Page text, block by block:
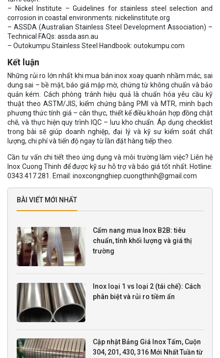
– Nickel Institute – Guidelines for stainless steel selection and
corrosion in coastal environments: nickelinstitute.org
– ASSDA (Australian Stainless Steel Development Association) –
Technical FAQs: assda.asn.au
– Outokumpu Stainless Steel Handbook: outokumpu.com
Kết luận
Những rủi ro lớn nhất khi mua bán inox xoay quanh nhầm mác, sai
dung sai – bề mặt, báo giá mập mờ, chứng từ không chuẩn và bảo
quản kém. Cách phòng tránh hiệu quả là chuẩn hóa yêu cầu kỹ
thuật theo ASTM/JIS, kiểm chứng bằng PMI và MTR, minh bạch
phương thức tính giá – cân thực, thiết kế điều khoản hợp đồng chặt
chẽ, và thực hiện quy trình IQC – lưu kho chuẩn. Áp dụng checklist
trong bài sẽ giúp doanh nghiệp, đại lý và kỹ sư kiểm soát chất
lượng, chi phí và tiến độ ngay từ lần đặt hàng tiếp theo.
Cần tư vấn chi tiết theo ứng dụng và môi trường làm việc? Liên hệ
Inox Cuong Thinh để được kỹ sư hỗ trợ và báo giá tốt nhất. Hotline:
0343.417.281. Email: inoxcongnghiep.cuongthinh@gmail.com
BÀI VIẾT MỚI NHẤT
Cẩm nang mua Inox B2B: tiêu
chuẩn, tính khối lượng và giá thị
trường
Inox loại 1 vs loại 2 (tái chế): Cách
phân biệt và rủi ro tiềm ẩn
Cập nhật Bảng Giá Inox Tấm, Cuộn
304, 201, 430, 316 Mới Nhất Tuần từ